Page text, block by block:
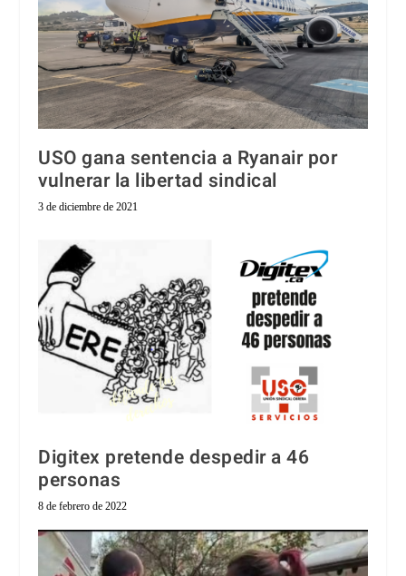
USO gana sentencia a Ryanair por
vulnerar la libertad sindical
3 de diciembre de 2021
Digitex pretende despedir a 46
personas
8 de febrero de 2022